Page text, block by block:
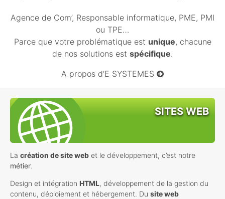
Agence de Com’, Responsable informatique, PME, PMI
ou TPE…
Parce que votre problématique est unique, chacune
de nos solutions est spécifique.
A propos d’E SYSTEMES
SITES WEB
La création de site web et le développement, c’est notre
métier.
Design et intégration HTML, développement de la gestion du
contenu, déploiement et hébergement. Du site web